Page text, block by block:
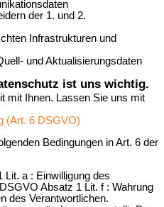
der 1. und 2.
Infrastrukturen und
und Aktualisierungsdaten
ist uns wichtig.
mit Ihnen. Lassen Sie uns mit
(Art. 6 DSGVO)
Bedingungen in Art. 6 der
a : Einwilligung des
Absatz 1 Lit. f : Wahrung
des Verantwortlichen.